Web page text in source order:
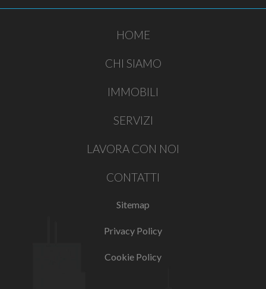
HOME
CHI SIAMO
IMMOBILI
SERVIZI
LAVORA CON NOI
CONTATTI
Sitemap
Privacy Policy
Cookie Policy